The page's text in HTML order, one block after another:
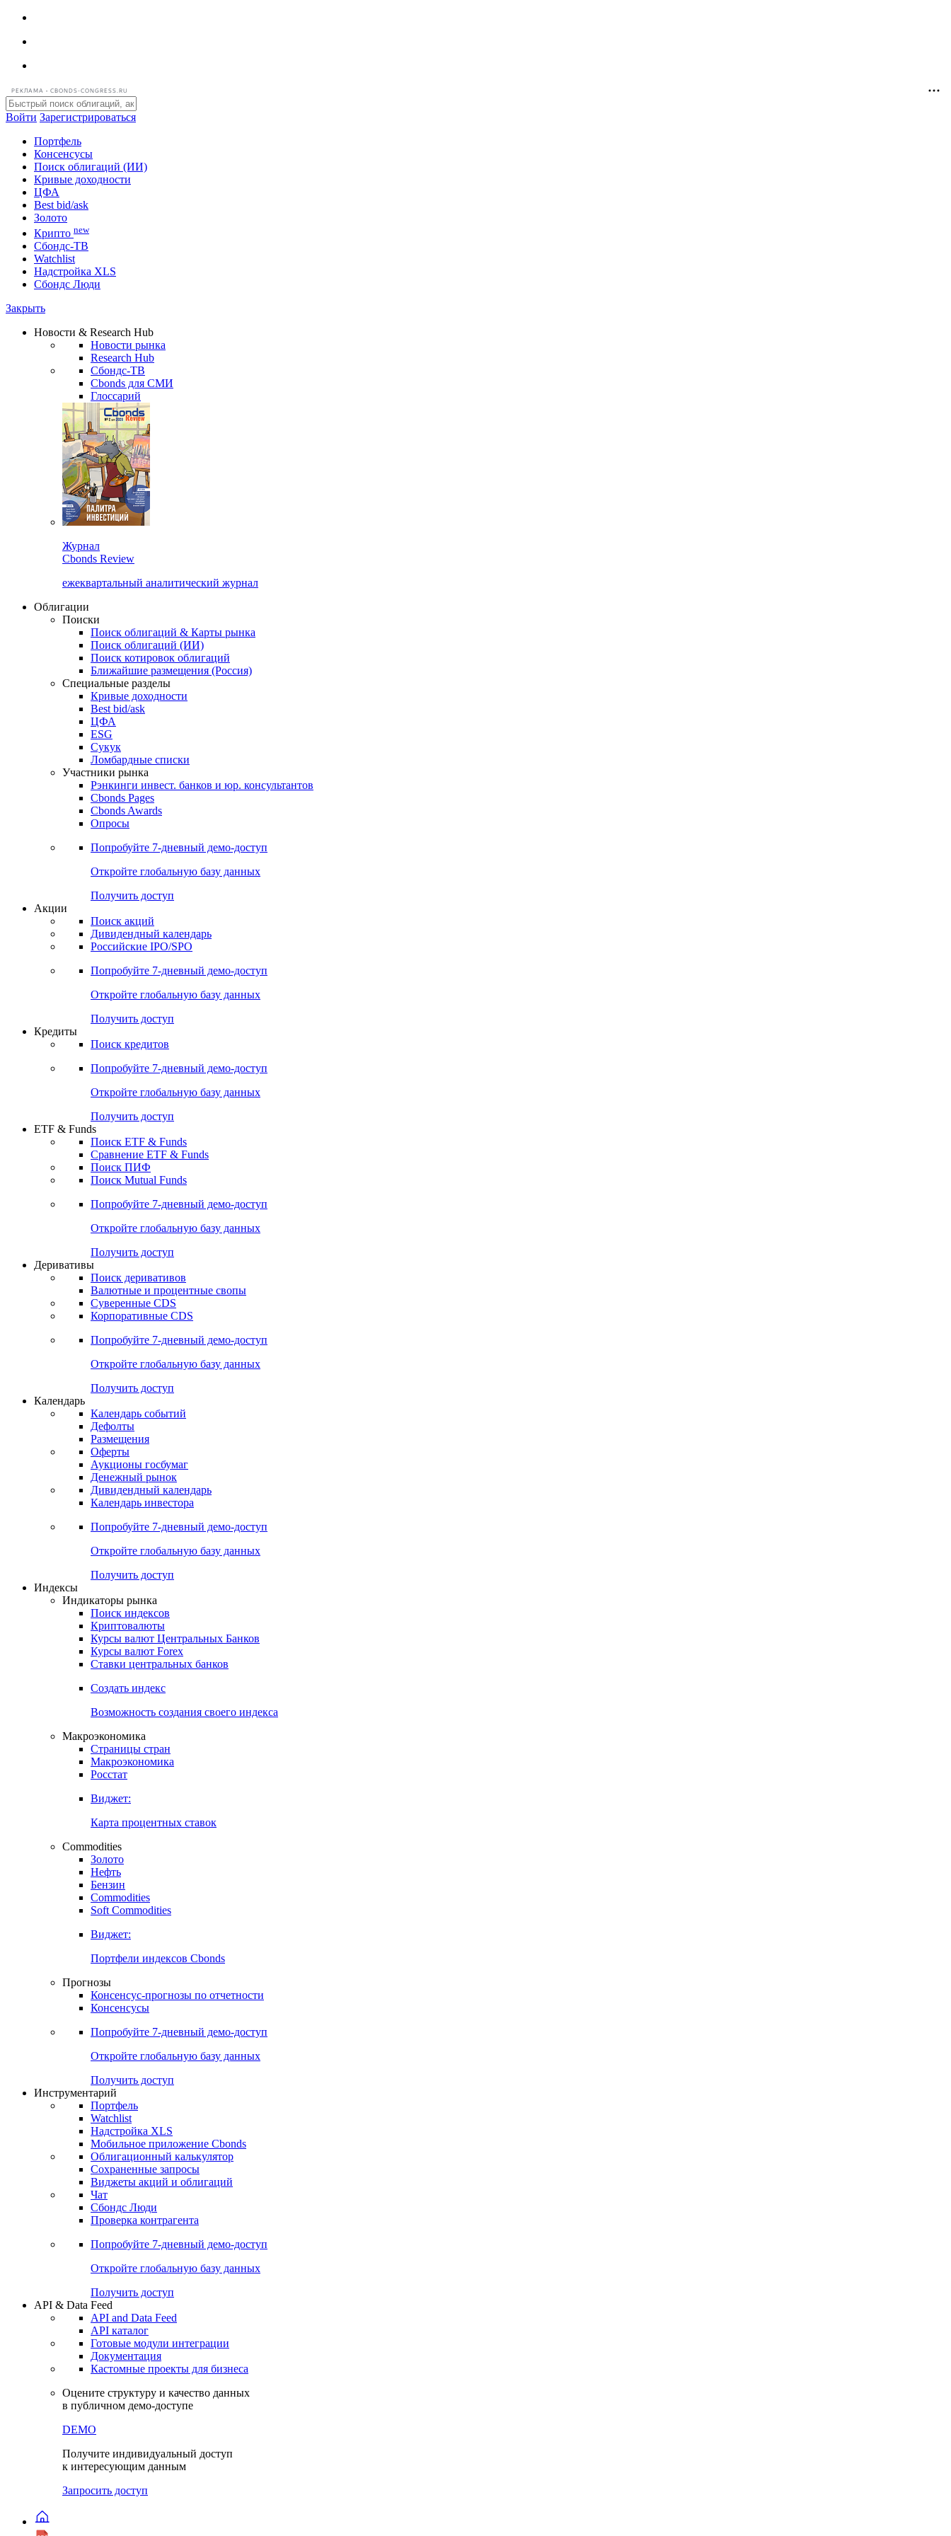
РЕКЛАМА • CBONDS-CONGRESS.RU
Войти Зарегистрироваться
Портфель
Консенсусы
Поиск облигаций (ИИ)
Кривые доходности
ЦФА
Best bid/ask
Золото
Криптоnew
Сбондс-ТВ
Надстройка XLS
Сбондс Люди
Новости & Research Hub
Новости рынка
Research Hub
Сбондс-ТВ
Cbonds для СМИ
Глоссарий
Журнал
Cbonds Review
ежеквартальный аналитический журнал
Облигации
Поиски
Поиск облигаций & Карты рынка
Поиск облигаций (ИИ)
Поиск котировок облигаций
Ближайшие размещения (Россия)
Специальные разделы
Кривые доходности
Best bid/ask
ЦФА
ESG
Сукук
Ломбардные списки
Участники рынка
Рэнкинги инвест. банков и юр. консультантов
Cbonds Pages
Cbonds Awards
Опросы
Попробуйте7-дневный
Откройте глобальную базу данных
Получить доступ
Акции
Поиск акций
Дивидендный календарь
Российские IPO/SPO
Попробуйте7-дневный
Откройте глобальную базу данных
Получить доступ
Кредиты
Поиск кредитов
Попробуйте7-дневный
Откройте глобальную базу данных
Получить доступ
ETF & Funds
Поиск ETF & Funds
Сравнение ETF & Funds
Поиск ПИФ
Поиск Mutual Funds
Попробуйте7-дневный
Откройте глобальную базу данных
Получить доступ
Деривативы
Поиск деривативов
Валютные и процентные свопы
Суверенные CDS
Корпоративные CDS
Попробуйте7-дневный
Откройте глобальную базу данных
Получить доступ
Календарь
Календарь событий
Дефолты
Размещения
Оферты
Аукционы госбумаг
Денежный рынок
Дивидендный календарь
Календарь инвестора
Попробуйте7-дневный
Получить доступ
Индикаторы рынка
Поиск индексов
Криптовалюты
Курсы валют Центральных Банков
Курсы валют Forex
Ставки центральных банков
Создать индекс
Возможность создания своего индекса
Макроэкономика
Страницы стран
Макроэкономика
Росстат
Виджет:
Карта процентных ставок
Commodities
Золото
Нефть
Бензин
Commodities
Soft Commodities
Виджет:
Портфели индексов Cbonds
Прогнозы
Консенсус-прогнозы по отчетности
Консенсусы
Попробуйте7-дневный
Откройте глобальную базу данных
Получить доступ
Инструментарий
Портфель
Watchlist
Надстройка XLS
Мобильное приложение Cbonds
Облигационный калькулятор
Сохраненные запросы
Виджеты акций и облигаций
Чат
Сбондс Люди
Проверка контрагента
Попробуйте7-дневный
Откройте глобальную базу данных
Получить доступ
API & Data Feed
API and Data Feed
API каталог
Документация
Кастомные проекты для бизнеса
Оцените структуру и качество данных
в публичном демо-доступе
DEMO
Получите индивидуальный доступ